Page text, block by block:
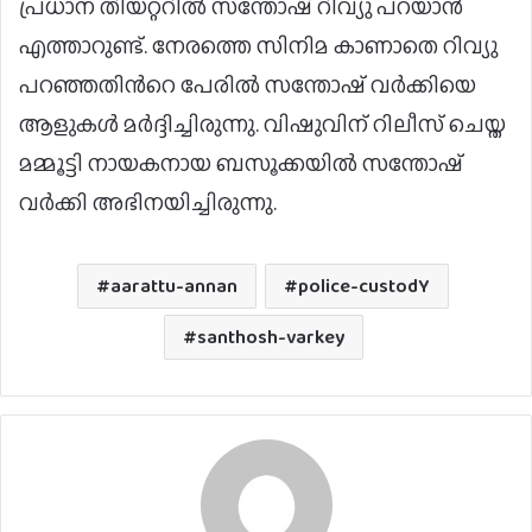
പ്രധാന തിയറ്ററിൽ സന്തോഷ് റിവ്യു പറയാൻ
എത്താറുണ്ട്. നേരത്തെ സിനിമ കാണാതെ റിവ്യു
പറഞ്ഞതിന്‍റെ പേരില്‍ സന്തോഷ് വര്‍ക്കിയെ
ആളുകള്‍ മര്‍ദ്ദിച്ചിരുന്നു. വിഷുവിന് റിലീസ് ചെയ്ത
മമ്മൂട്ടി നായകനായ ബസൂക്കയില്‍ സന്തോഷ്
വര്‍ക്കി അഭിനയിച്ചിരുന്നു.
aarattu-annan
police-custodY
santhosh-varkey